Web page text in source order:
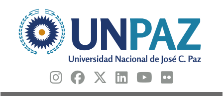
contenido
principal